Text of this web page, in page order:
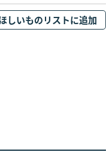
しいものリストに追加